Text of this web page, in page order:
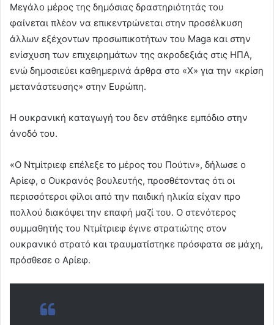
Μεγάλο μέρος της δημόσιας δραστηριότητάς του
φαίνεται πλέον να επικεντρώνεται στην προσέλκυση
άλλων εξέχοντων προσωπικοτήτων του Maga και στην
ενίσχυση των επιχειρημάτων της ακροδεξιάς στις ΗΠΑ,
ενώ δημοσιεύει καθημερινά άρθρα στο «Χ» για την «κρίση
μετανάστευσης» στην Ευρώπη.
Η ουκρανική καταγωγή του δεν στάθηκε εμπόδιο στην
άνοδό του.
«Ο Ντμίτριεφ επέλεξε το μέρος του Πούτιν», δήλωσε ο
Αρίεφ, ο Ουκρανός βουλευτής, προσθέτοντας ότι οι
περισσότεροι φίλοι από την παιδική ηλικία είχαν προ
πολλού διακόψει την επαφή μαζί του. Ο στενότερος
συμμαθητής του Ντμίτριεφ έγινε στρατιώτης στον
ουκρανικό στρατό και τραυματίστηκε πρόσφατα σε μάχη,
πρόσθεσε ο Αρίεφ.